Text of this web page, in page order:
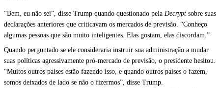
“Bem, eu não sei”, disse Trump quando questionado pela Decrypt sobre suas
declarações anteriores que criticavam os mercados de previsão. “Conheço
algumas pessoas que são muito inteligentes. Elas gostam, elas discordam.”
Quando perguntado se ele consideraria instruir sua administração a mudar
suas políticas agressivamente pró-mercado de previsão, o presidente hesitou.
“Muitos outros países estão fazendo isso, e quando outros países o fazem,
somos deixados de lado se não o fizermos”, disse Trump.